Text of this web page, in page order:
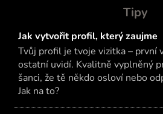
Tipy
Jak vytvořit profil, který zaujme
Tvůj profil je tvoje vizitka – první
ostatní uvidí. Kvalitně vyplněný
šanci, že tě někdo osloví nebo
Jak na to?